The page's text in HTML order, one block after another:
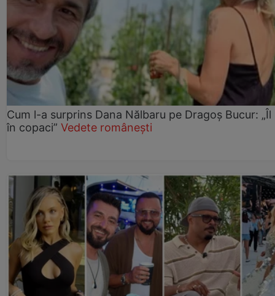
Cum l-a surprins Dana Nălbaru pe Dragoș Bucur: „Îl
în copaci” Vedete românești